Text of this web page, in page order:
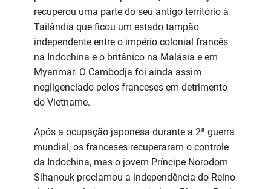
recuperou uma parte do seu antigo território à
Tailândia que ficou um estado tampão
independente entre o império colonial francês
na Indochina e o britânico na Malásia e em
Myanmar. O Cambodja foi ainda assim
negligenciado pelos franceses em detrimento
do Vietname.
Após a ocupação japonesa durante a 2ª guerra
mundial, os franceses recuperaram o controle
da Indochina, mas o jovem Príncipe Norodom
Sihanouk proclamou a independência do Reino